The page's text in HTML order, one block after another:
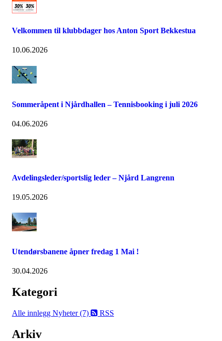
Velkommen til klubbdager hos Anton Sport Bekkestua
10.06.2026
Sommeråpent i Njårdhallen – Tennisbooking i juli 2026
04.06.2026
Avdelingsleder/sportslig leder – Njård Langrenn
19.05.2026
Utendørsbanene åpner fredag 1 Mai !
30.04.2026
Kategori
Alle innlegg Nyheter (7) RSS
Arkiv